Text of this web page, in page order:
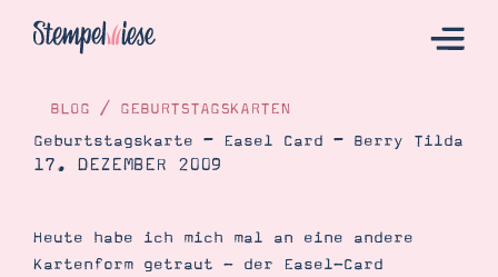
Katalog
Bestellen
BLOG / GEBURTSTAGSKARTEN
Geburtstagskarte – Easel Card – Berry Tilda
17. DEZEMBER 2009
Heute habe ich mich mal an eine andere
Kartenform getraut - der Easel-Card